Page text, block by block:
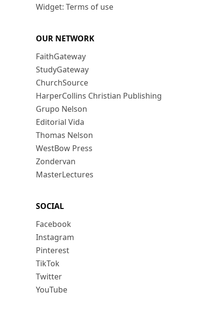
Widget: Terms of use
OUR NETWORK
FaithGateway
StudyGateway
ChurchSource
HarperCollins Christian Publishing
Grupo Nelson
Editorial Vida
Thomas Nelson
WestBow Press
Zondervan
MasterLectures
SOCIAL
Facebook
Instagram
Pinterest
TikTok
Twitter
YouTube